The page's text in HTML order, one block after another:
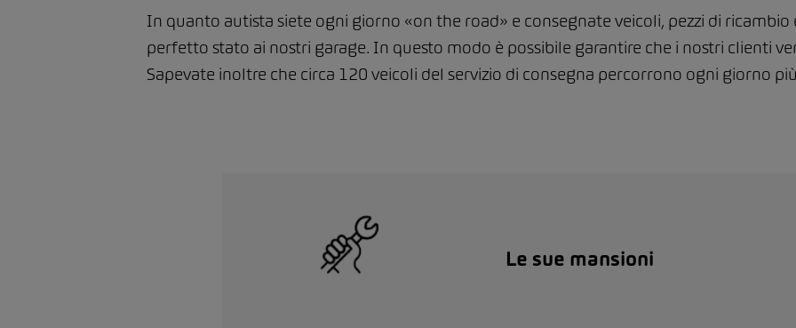
In quanto autista siete ogni giorno «on the road» e consegnate veicoli, pezzi di
perfetto stato ai nostri garage. In questo modo è possibile garantire che i nostri clienti
Sapevate inoltre che circa 120 veicoli del servizio di consegna percorrono ogni giorno
Le sue mansioni